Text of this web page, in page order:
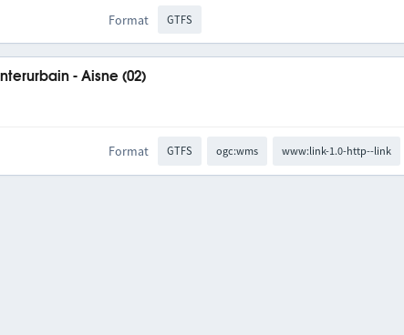
Format GTFS
- Aisne (02)
Format GTFS ogc:wms www:link-1.0-http--link